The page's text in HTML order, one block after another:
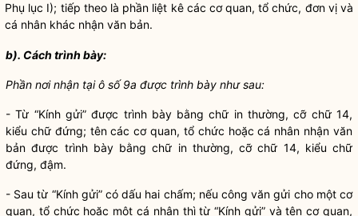
Phụ lục I); tiếp theo là phần liệt kê các cơ quan, tổ chức, đơn vị và
cá nhân khác nhận văn bản.
b). Cách trình bày:
Phần nơi nhận tại ô số9a được trình bày như sau:
- Từ “Kính gửi” được trình bày bằng chữ in thường, cỡ chữ 14,
kiểu chữ đứng; tên các cơ quan, tổ chức hoặc cá nhân nhận văn
bản được trình bày bằng chữ in thường, cỡ chữ 14, kiểu chữ
đứng, đậm.
- Sau từ “Kính gửi” có dấu hai chấm; nếu công văn gửi cho một cơ
quan, tổ chức hoặc một cá nhân thì từ “Kính gửi” và tên cơ quan,